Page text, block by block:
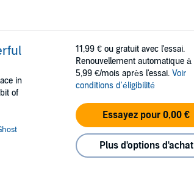
in
of
11,99 € ou gratuit avec l'essai.
Renouvellement automatique à
5,99 €/mois après l'essai. Voir
conditions d'éligibilité
Essayez pour 0,00 €
Plus d'options d'achat